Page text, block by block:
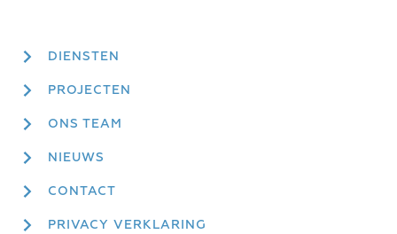
DIENSTEN
PROJECTEN
ONS TEAM
NIEUWS
CONTACT
PRIVACY VERKLARING